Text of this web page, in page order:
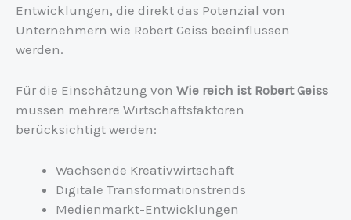
Entwicklungen, die direkt das Potenzial von
Unternehmern wie Robert Geiss beeinflussen
werden.
Für die Einschätzung von Wie reich ist Robert Geiss
müssen mehrere Wirtschaftsfaktoren
berücksichtigt werden:
Wachsende Kreativwirtschaft
Digitale Transformationstrends
Medienmarkt-Entwicklungen